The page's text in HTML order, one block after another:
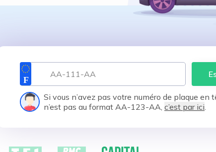
Si vous n’avez pas votre numéro de plaque en
n’est pas au format AA-123-AA, c’est par ici.